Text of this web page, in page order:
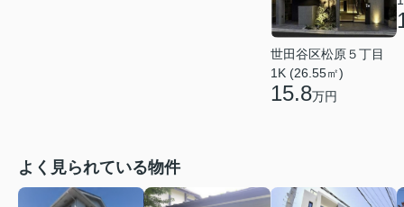
世田谷区松原５丁目
1K (26.55㎡)
15.8万円
よく見られている物件